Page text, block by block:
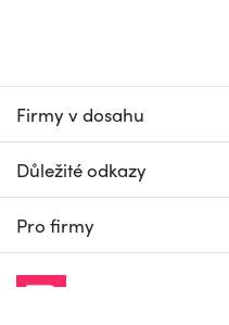
Firmy v dosahu
Důležité odkazy
Pro firmy